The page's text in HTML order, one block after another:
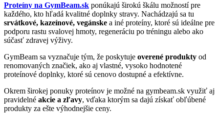
Proteíny na GymBeam.sk ponúkajú širokú škálu možností pre
každého, kto hľadá kvalitné doplnky stravy. Nachádzajú sa tu
srvátkové, kazeínové, vegánske a iné proteíny, ktoré sú ideálne pre
podporu rastu svalovej hmoty, regeneráciu po tréningu alebo ako
súčasť zdravej výživy.
GymBeam sa vyznačuje tým, že poskytuje overené produkty od
renomovaných značiek, ako aj vlastné, vysoko hodnotené
proteínové doplnky, ktoré sú cenovo dostupné a efektívne.
Okrem širokej ponuky proteínov je možné na gymbeam.sk využiť aj
pravidelné akcie a zľavy, vďaka ktorým sa dajú získať obľúbené
produkty za ešte výhodnejšie ceny.